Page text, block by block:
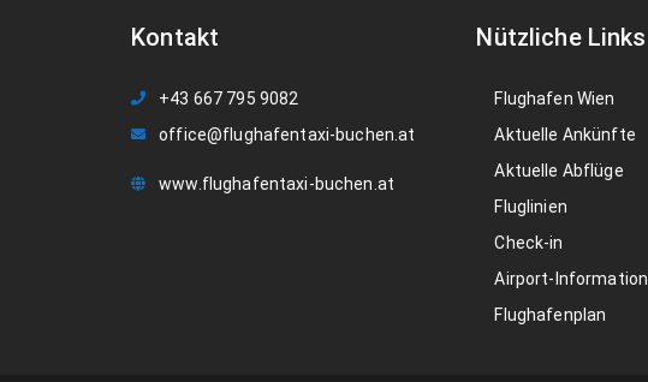
Kontakt
+43 667 795 9082
office@flughafentaxi-buchen.at
www.flughafentaxi-buchen.at
Nützliche Links
Flughafen Wien
Aktuelle Ankünfte
Aktuelle Abflüge
Fluglinien
Check-in
Airport-Information
Flughafenplan